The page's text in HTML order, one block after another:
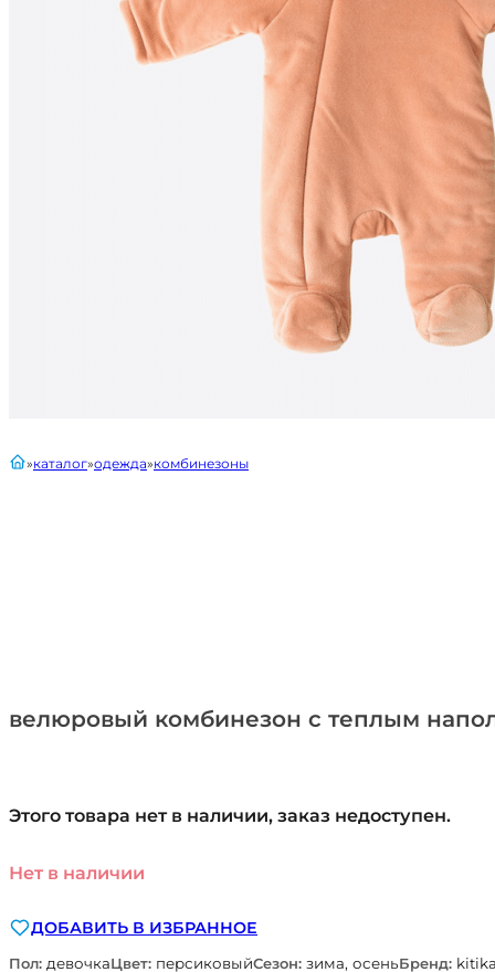
велюровый комбинезон с теплым
главнаякаталог одежда комбинезоны
Этого товара нет в наличии, заказ недоступен.
Нет в наличии
ДОБАВИТЬ В ИЗБРАННОЕ
Пол: девочкаЦвет: персиковыйСезон: зима, осеньБренд: